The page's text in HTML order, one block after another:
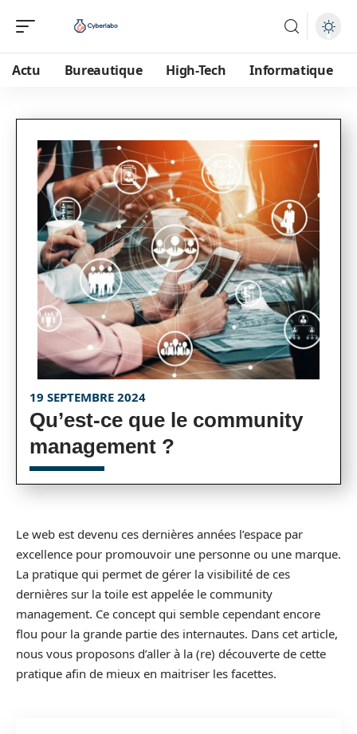
Actu Bureautique High-Tech Informatique
19 SEPTEMBRE 2024
Qu’est-ce que le community
management ?
Le web est devenu ces dernières années l’espace par
excellence pour promouvoir une personne ou une marque.
La pratique qui permet de gérer la visibilité de ces
dernières sur la toile est appelée le community
management. Ce concept qui semble cependant encore
flou pour la grande partie des internautes. Dans cet article,
nous vous proposons d’aller à la (re) découverte de cette
pratique afin de mieux en maitriser les facettes.